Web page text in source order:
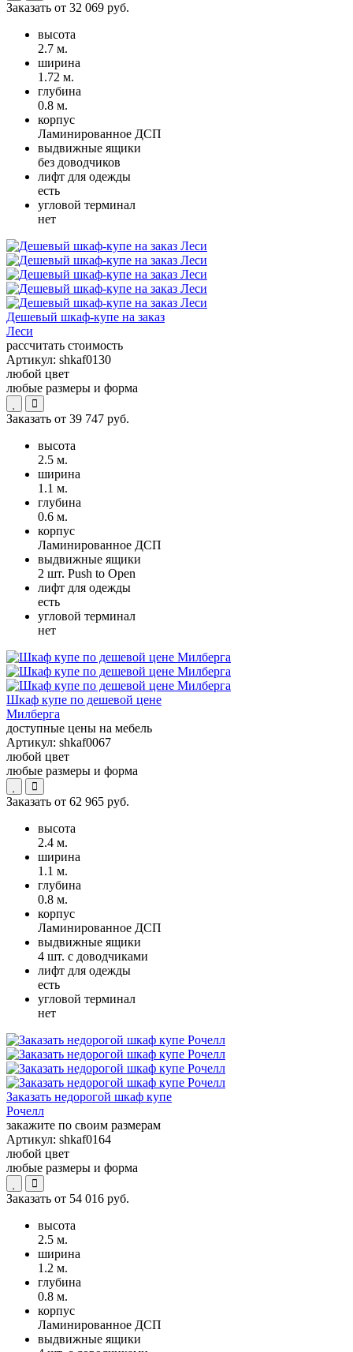
Заказать от 32 069 руб.
высота
2.7 м.
ширина
1.72 м.
глубина
0.8 м.
корпус
Ламинированное ДСП
выдвижные ящики
без доводчиков
лифт для одежды
есть
угловой терминал
нет
Дешевый шкаф-купе на заказ
Леси
рассчитать стоимость
Артикул: shkaf0130
любой цвет
любые размеры и форма
Заказать от 39 747 руб.
высота
2.5 м.
ширина
1.1 м.
глубина
0.6 м.
корпус
Ламинированное ДСП
выдвижные ящики
2 шт. Push to Open
лифт для одежды
есть
угловой терминал
нет
Шкаф купе по дешевой цене
Милберга
доступные цены на мебель
Артикул: shkaf0067
любой цвет
любые размеры и форма
Заказать от 62 965 руб.
высота
2.4 м.
ширина
1.1 м.
глубина
0.8 м.
корпус
Ламинированное ДСП
выдвижные ящики
4 шт. с доводчиками
лифт для одежды
есть
угловой терминал
нет
Заказать недорогой шкаф купе
Рочелл
закажите по своим размерам
Артикул: shkaf0164
любой цвет
любые размеры и форма
Заказать от 54 016 руб.
высота
2.5 м.
ширина
1.2 м.
глубина
0.8 м.
корпус
Ламинированное ДСП
выдвижные ящики